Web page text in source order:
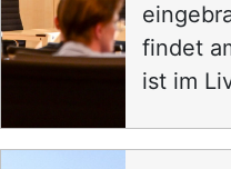
findet
ist im